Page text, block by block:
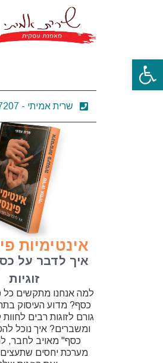
פתח סרגל נגישות
שרית אמיתי - 054-4727207
אינטימיות
איך לדבר על
זוגיות
למה אנחנו מתקשים כל
כסף? מדוע העיסוק
גורם לזוגות רבים
ומשברים? איך נוכל
כסף" מאויב לחבר,
מערכת יחסים